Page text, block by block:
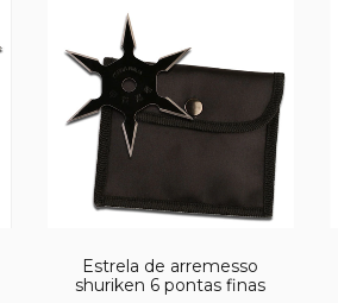
Estrela de arremesso
shuriken 6 pontas finas